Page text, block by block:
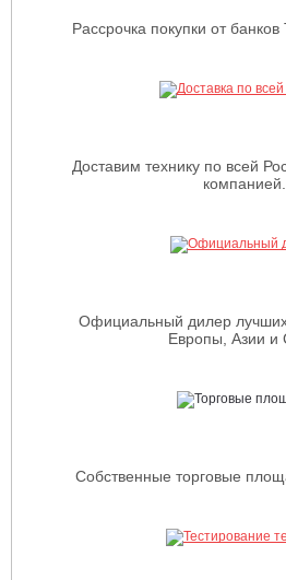
Рассрочка покупки от
Доставим технику по всей
компанией.
Официальный дилер лучших
Европы, Азии и
Собственные торговые